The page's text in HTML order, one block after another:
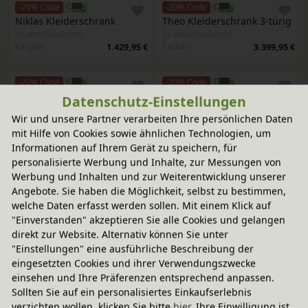
-20% Code
Niklas Kleiderschrank
1.429,95 €
-20% Code
Theo Kleiderschrank 3-türig
3.399,95 €
-20% Code
Theo Kleiderschrank 3-türig
In verschiedenen
Farben
3.699,95 €
-20% Code
Theo Kleiderschrank 3-türig
In verschiedenen
Farben
3.699,95 €
-20% Code
Noah Kleiderschrank
In verschiedenen
Farben
1.999,95 €
-20% Code
Lina Kleiderschrank 3-türig
In verschiedenen
Varianten
2.799,95 €
-20% Code
Lina Kleiderschrank 3-türig
mit Aufsatz
In verschiedenen
Varianten
3.769,90 €
-20% Code
Lina Kleiderschrank 3-türig
mit Aufsatz
In verschiedenen
Varianten
Datenschutz-Einstellungen
Wir und unsere Partner verarbeiten Ihre persönlichen Daten
mit Hilfe von Cookies sowie ähnlichen Technologien, um
Informationen auf Ihrem Gerät zu speichern, für
personalisierte Werbung und Inhalte, zur Messungen von
Werbung und Inhalten und zur Weiterentwicklung unserer
Angebote. Sie haben die Möglichkeit, selbst zu bestimmen,
welche Daten erfasst werden sollen. Mit einem Klick auf
"Einverstanden" akzeptieren Sie alle Cookies und gelangen
direkt zur Website. Alternativ können Sie unter
"Einstellungen" eine ausführliche Beschreibung der
eingesetzten Cookies und ihrer Verwendungszwecke
einsehen und Ihre Präferenzen entsprechend anpassen.
Sollten Sie auf ein personalisiertes Einkaufserlebnis